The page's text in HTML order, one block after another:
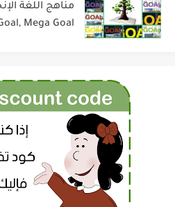
مناهج اللغة
Mega Goal